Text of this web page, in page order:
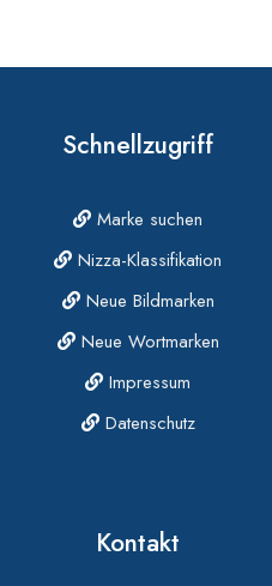
Schnellzugriff
Marke suchen
Nizza-Klassifikation
Neue Bildmarken
Neue Wortmarken
Impressum
Datenschutz
Kontakt